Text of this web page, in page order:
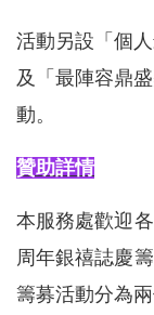
活動另設「個
及「最陣容鼎
動。
贊助詳情
本服務處歡迎
周年銀禧誌慶
籌募活動分為